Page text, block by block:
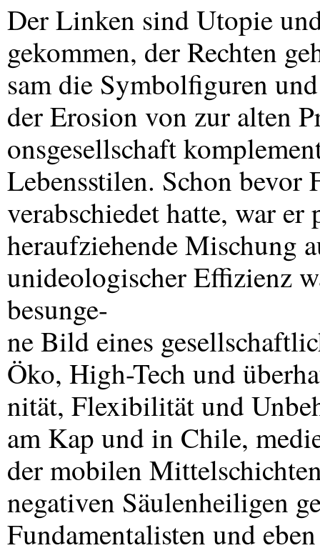
Der Linken sind Utopie
gekommen, der Rechten
sam die Symbolfiguren
der Erosion von zur alten
onsgesellschaft
Lebensstilen. Schon bevor
verabschiedet hatte, war
heraufziehende Mischung
unideologischer Effizienz
besunge-
ne Bild eines
Öko, High-Tech und
nität, Flexibilität und
am Kap und in Chile,
der mobilen
negativen Säulenheiligen
Fundamentalisten und